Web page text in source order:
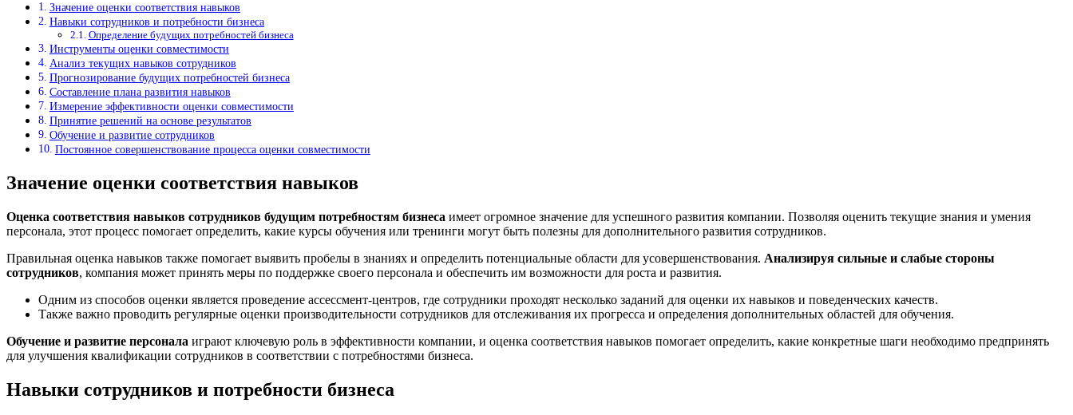
Значение оценки соответствия навыков
Навыки сотрудников и потребности бизнеса
Определение будущих потребностей бизнеса
Инструменты оценки совместимости
Анализ текущих навыков сотрудников
Прогнозирование будущих потребностей бизнеса
Составление плана развития навыков
Измерение эффективности оценки совместимости
Принятие решений на основе результатов
Обучение и развитие сотрудников
Постоянное совершенствование процесса оценки совместимости
Значение оценки соответствия навыков
Оценка соответствия навыков сотрудников будущим потребностям бизнеса имеет огромное значение для успешного развития компании. Позволяя оценить текущие знания и умения
персонала, этот процесс помогает определить, какие курсы обучения или тренинги могут быть полезны для дополнительного развития сотрудников.
Правильная оценка навыков также помогает выявить пробелы в знаниях и определить потенциальные области для усовершенствования. Анализируя сильные и слабые стороны
сотрудников, компания может принять меры по поддержке своего персонала и обеспечить им возможности для роста и развития.
Одним из способов оценки является проведение ассессмент-центров, где сотрудники проходят несколько заданий для оценки их навыков и поведенческих качеств.
Также важно проводить регулярные оценки производительности сотрудников для отслеживания их прогресса и определения дополнительных областей для обучения.
Обучение и развитие персонала играют ключевую роль в эффективности компании, и оценка соответствия навыков помогает определить, какие конкретные шаги необходимо предпринять
для улучшения квалификации сотрудников в соответствии с потребностями бизнеса.
Навыки сотрудников и потребности бизнеса